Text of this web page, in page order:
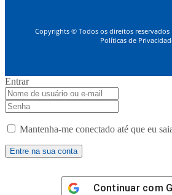
Copyrights © Todos os direitos reservados
Políticas de
Entrar
Mantenha-me conectado até que eu
Continuar com